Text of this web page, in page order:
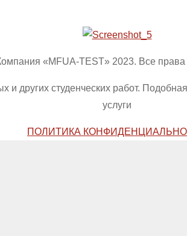
«MFUA-TEST» 2023. Все
других студенческих работ.
услуги
ПОЛИТИКА